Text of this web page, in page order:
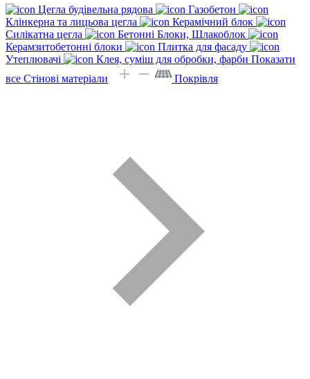
Цегла будівельна рядова
Газобетон
Клінкерна та лицьова цегла
Керамічний блок
Силікатна цегла
Бетонні Блоки, Шлакоблок
Керамзитобетонні блоки
Плитка для фасаду
Утеплювачі
Клея, суміш для обробки, фарби Показати
все Стінові матеріали
Покрівля